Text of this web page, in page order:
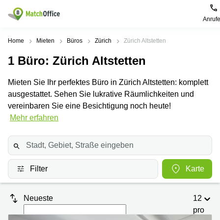
Mieten / Vermieten
Produktseiten
Büro
Business
Center
Virtuelle
Besprechungsräume
Beliebte
Coworking
Zürich
Coworking
Coworking
Basel
Coworking
Luzern
Coworking
Lugano
Beliebte
Leutschenbachstrasse
95 Zürich
Bahnhofplatz
Bahnhofstrasse
10 Zürich
Bahnhofstrasse
100 Zürich
Europaallee
41 Zürich
Hilfe
Über uns
Büro vermieten
Preis
Anmelden
Sprache wählen
French
Home Mieten Büros Zürich Zürich Altstetten
1 Büro: Zürich Altstetten
Mieten Sie Ihr perfektes Büro in Zürich Altstetten: komplett
ausgestattet. Sehen Sie lukrative Räumlichkeiten und
vereinbaren Sie eine Besichtigung noch heute!
Mehr erfahren
Filter Karte
Neueste
12
pro